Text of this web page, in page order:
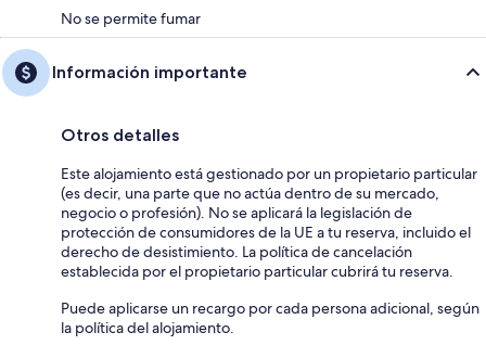
No se permite fumar
Información importante
Otros detalles
Este alojamiento está gestionado por un propietario particular
(es decir, una parte que no actúa dentro de su mercado,
negocio o profesión). No se aplicará la legislación de
protección de consumidores de la UE a tu reserva, incluido el
derecho de desistimiento. La política de cancelación
establecida por el propietario particular cubrirá tu reserva.
Puede aplicarse un recargo por cada persona adicional, según
la política del alojamiento.